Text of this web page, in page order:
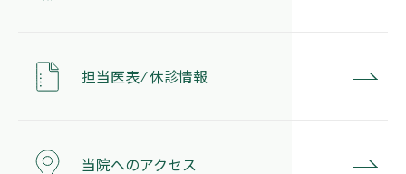
担当医表 ⁄ 休診情報
当院へのアクセス